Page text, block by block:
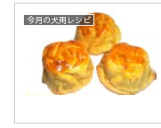
今月の犬用レシピ